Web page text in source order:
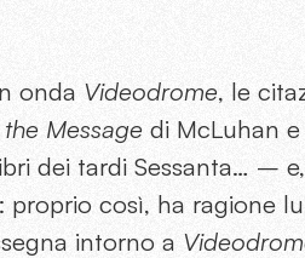
onda Videodrome, le
Message di McLuhan e
dei tardi Sessanta… –
così, ha ragione
intorno a